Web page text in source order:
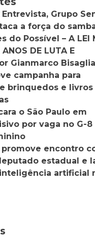
Entrevista, Grupo
a força do
do Possível – A LEI
DE LUTA E
Gianmarco Bisaglia
campanha para
brinquedos e livros
o São Paulo em
por vaga no G-8
promove encontro
estadual e
artificial